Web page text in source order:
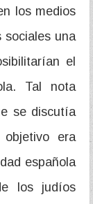
los medios
sociales una
el
Tal nota
se discutía
era
española
los judíos